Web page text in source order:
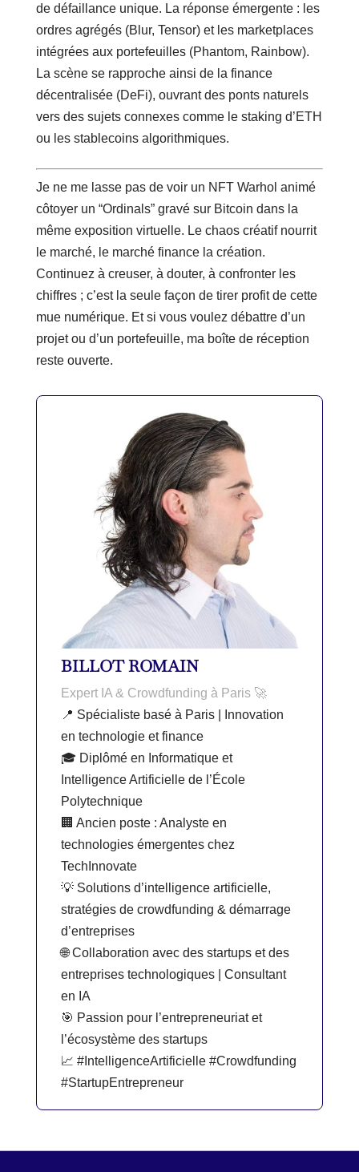
de défaillance unique. La réponse émergente : les
ordres agrégés (Blur, Tensor) et les marketplaces
intégrées aux portefeuilles (Phantom, Rainbow).
La scène se rapproche ainsi de la finance
décentralisée (DeFi), ouvrant des ponts naturels
vers des sujets connexes comme le staking d’ETH
ou les stablecoins algorithmiques.
Je ne me lasse pas de voir un NFT Warhol animé
côtoyer un “Ordinals” gravé sur Bitcoin dans la
même exposition virtuelle. Le chaos créatif nourrit
le marché, le marché finance la création.
Continuez à creuser, à douter, à confronter les
chiffres ; c’est la seule façon de tirer profit de cette
mue numérique. Et si vous voulez débattre d’un
projet ou d’un portefeuille, ma boîte de réception
reste ouverte.
BILLOT ROMAIN
Expert IA & Crowdfunding à Paris 🚀
📍 Spécialiste basé à Paris | Innovation
en technologie et finance
🎓 Diplômé en Informatique et
Intelligence Artificielle de l’École
Polytechnique
🏢 Ancien poste : Analyste en
technologies émergentes chez
TechInnovate
💡 Solutions d’intelligence artificielle,
stratégies de crowdfunding & démarrage
d’entreprises
🌐 Collaboration avec des startups et des
entreprises technologiques | Consultant
en IA
🎯 Passion pour l’entrepreneuriat et
l’écosystème des startups
📈 #IntelligenceArtificielle #Crowdfunding
#StartupEntrepreneur